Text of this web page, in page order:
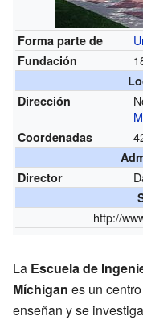
Forma parte de
Fundación
Dirección
Coordenadas
Director
http://
La Escuela de
Míchigan es un
enseñan y se